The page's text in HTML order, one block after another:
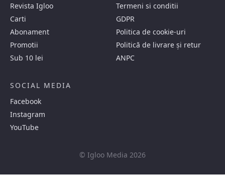
Revista Igloo
Carti
Abonament
Promotii
Sub 10 lei
Termeni si conditii
GDPR
Politica de cookie-uri
Politică de livrare și retur
ANPC
SOCIAL MEDIA
Facebook
Instagram
YouTube
© Igloo Media 2026